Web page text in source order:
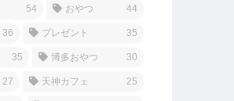
54 おやつ 44
36 プレゼント 35
35 博多おやつ 30
27 天神カフェ 25